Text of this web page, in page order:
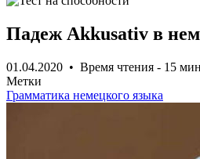
Падеж Akkusativ в
01.04.2020 • Время чтения - 15
Метки
Грамматика немецкого языка